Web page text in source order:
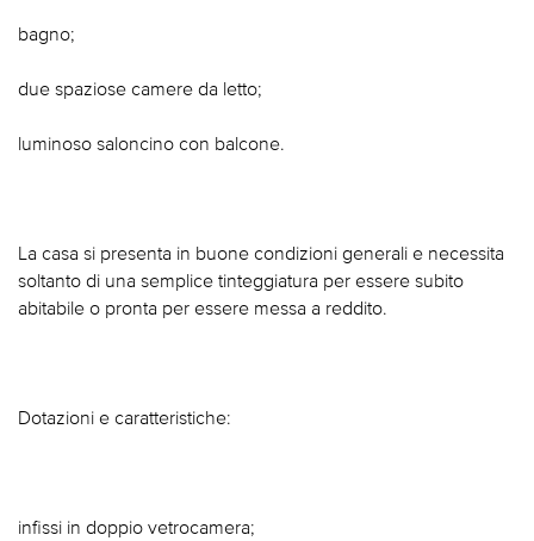
bagno;
due spaziose camere da letto;
luminoso saloncino con balcone.
La casa si presenta in buone condizioni generali e necessita
soltanto di una semplice tinteggiatura per essere subito
abitabile o pronta per essere messa a reddito.
Dotazioni e caratteristiche:
infissi in doppio vetrocamera;